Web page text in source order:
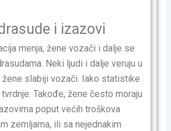
i izazovi
menja, žene vozači i dalje se
Neki ljudi i dalje veruju u
slabiji vozači. Iako statistike
Takođe, žene često moraju
poput većih troškova
zemljama, ili sa nejednakim